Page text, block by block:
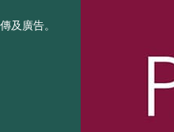
及廣告。